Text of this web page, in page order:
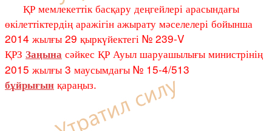
ҚР мемлекеттік басқару деңгейлері арасындағы
өкілеттіктердің аражігін ажырату мәселелері бойынша
2014 жылғы 29 қыркүйектегі № 239-V
ҚРЗ Заңына сәйкес ҚР Ауыл шаруашылығы министрінің
2015 жылғы 3 маусымдағы № 15-4/513
бұйрығын қараңыз.